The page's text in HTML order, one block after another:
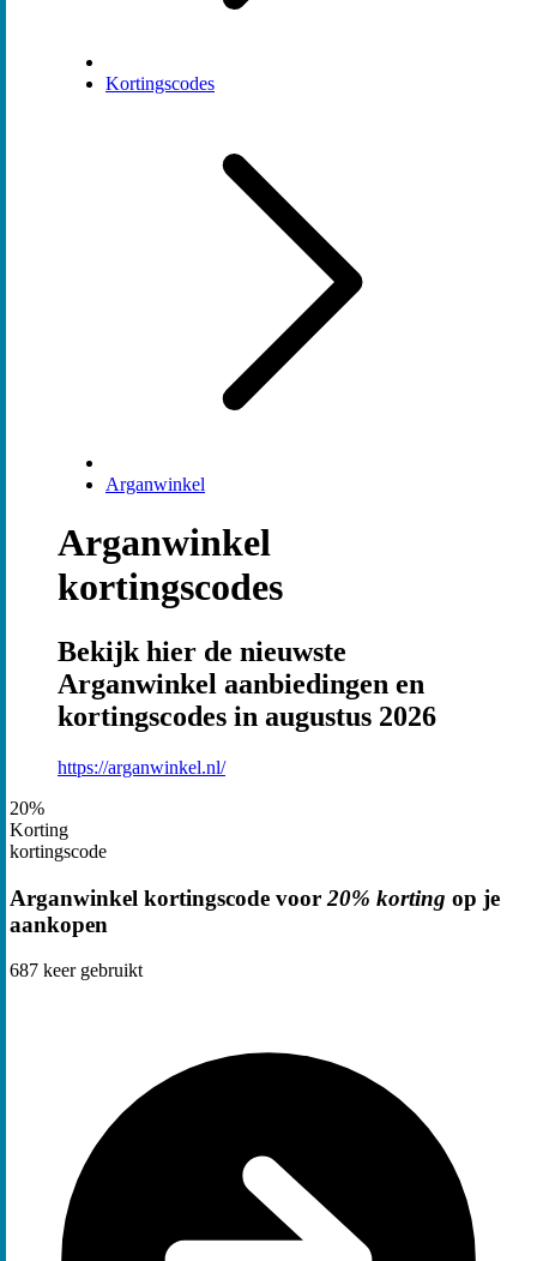
Kortingscodes
Arganwinkel
Arganwinkel
kortingscodes
Bekijk hier de nieuwste
Arganwinkel aanbiedingen en
kortingscodes in augustus 2026
https://arganwinkel.nl/
20%
Korting
kortingscode
Arganwinkel kortingscode voor 20% korting op je
aankopen
687 keer gebruikt